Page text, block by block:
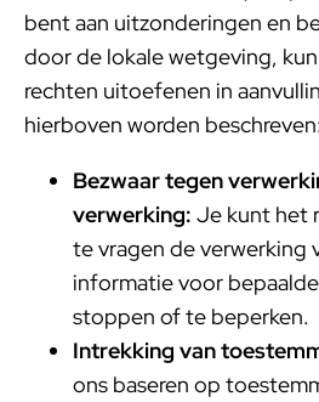
bent aan uitzonderingen en
door de lokale wetgeving,
rechten uitoefenen in
hierboven worden beschreven:
Bezwaar tegen
verwerking: Je kunt het
te vragen de verwerking
informatie voor
stoppen of te beperken.
Intrekking van
ons baseren op